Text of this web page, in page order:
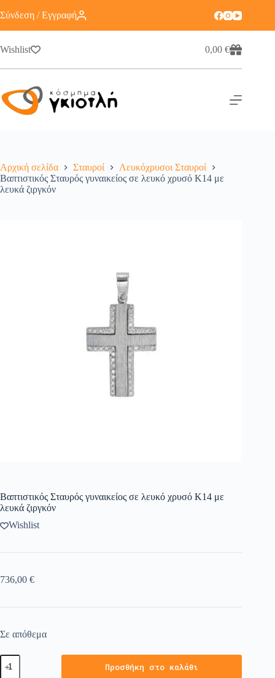
Σύνδεση / Εγγραφή
Wishlist 0,00€
Αρχική σελίδα Σταυροί
Λευκόχρυσοι Σταυροί
Βαπτιστικός Σταυρός γυναικείος σε λευκό χρυσό Κ14 με
λευκά ζιργκόν
Βαπτιστικός Σταυρός γυναικείος σε λευκό χρυσό Κ14 με
λευκά ζιργκόν
Wishlist
736,00 €
Σε απόθεμα
Προσθήκη στο καλάθι